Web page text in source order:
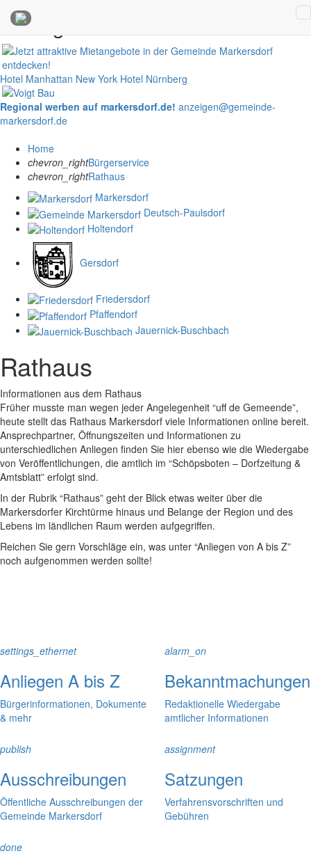
Anzeigen
Hotel Manhattan New York Hotel Nürnberg
Regional werben auf markersdorf.de! anzeigen@gemeinde-
markersdorf.de
Home
chevron_rightBürgerservice
chevron_rightRathaus
Markersdorf
Deutsch-Paulsdorf
Holtendorf
Gersdorf
Friedersdorf
Pfaffendorf
Jauernick-Buschbach
Rathaus
Informationen aus dem Rathaus
Früher musste man wegen jeder Angelegenheit “uff de Gemeende”,
heute stellt das Rathaus Markersdorf viele Informationen online bereit.
Ansprechpartner, Öffnungszeiten und Informationen zu
unterschiedlichen Anliegen finden Sie hier ebenso wie die Wiedergabe
von Veröffentlichungen, die amtlich im “Schöpsboten – Dorfzeitung &
Amtsblatt” erfolgt sind.
In der Rubrik “Rathaus” geht der Blick etwas weiter über die
Markersdorfer Kirchtürme hinaus und Belange der Region und des
Lebens im ländlichen Raum werden aufgegriffen.
Reichen Sie gern Vorschläge ein, was unter “Anliegen von A bis Z”
noch aufgenommen werden sollte!
settings_ethernet
Anliegen A bis Z
Bürgerinformationen, Dokumente
& mehr
alarm_on
Bekanntmachungen
Redaktionelle Wiedergabe
amtlicher Informationen
publish
Ausschreibungen
Öffentliche Ausschreibungen der
Gemeinde Markersdorf
assignment
Satzungen
Verfahrensvorschriften und
Gebühren
done